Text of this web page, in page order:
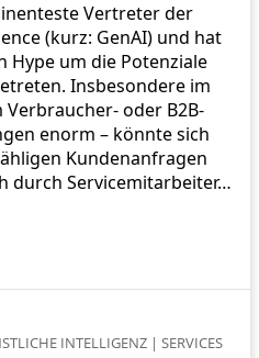
Vertreter der
(kurz: GenAI) und hat
Hype um die Potenziale
Insbesondere im
Verbraucher- oder B2B-
enorm – könnte sich
Kundenanfragen
durch Servicemitarbeiter…
INTELLIGENZ | SERVICES